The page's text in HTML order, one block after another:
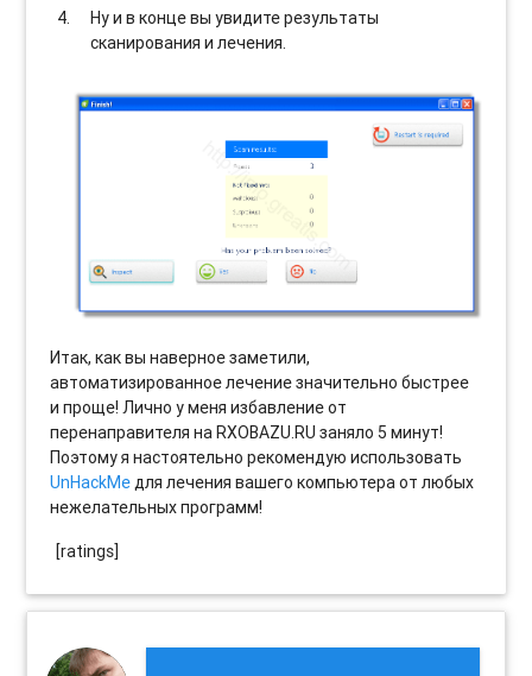
Ну и в конце вы увидите результаты
сканирования и лечения.
Итак, как вы наверное заметили,
автоматизированное лечение значительно быстрее
и проще! Лично у меня избавление от
перенаправителя на RXOBAZU.RU заняло 5 минут!
Поэтому я настоятельно рекомендую использовать
UnHackMeдля лечения вашего компьютера от любых
нежелательных программ!
[ratings]